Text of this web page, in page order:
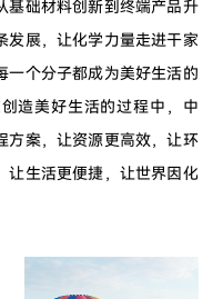
基础材料创新到终端产品升
发展，让化学力量走进干家
一个分子都成为美好生活的
造美好生活的过程中，中
方案，让资源更高效，让环
让生活更便捷，让世界因化